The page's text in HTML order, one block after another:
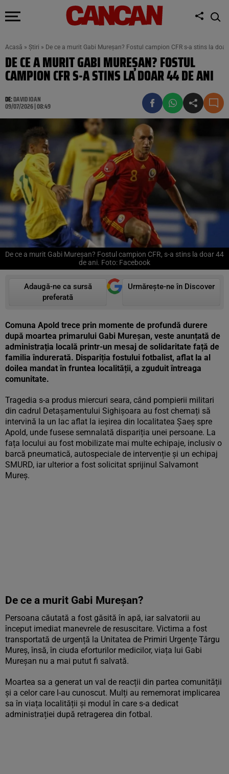
Acasă » Știri » De ce a murit Gabi Mureșan? Fostul campion CFR s-a stins la
DE CE A MURIT GABI MUREȘAN? FOSTUL
CAMPION CFR S-A STINS LA DOAR 44 DE ANI
DE:DAVID IOAN
09/07/2026 | 08:49
De ce a murit Gabi Mureșan? Fostul campion CFR, s-a stins la doar 44
de ani. Foto: Facebook
Adaugă-ne ca sursă
preferată
Urmărește-ne în Discover
Comuna Apold trece prin momente de profundă durere
după moartea primarului Gabi Mureșan, veste anunțată de
administrația locală printr-un mesaj de solidaritate față de
familia îndurerată. Dispariția fostului fotbalist, aflat la al
doilea mandat în fruntea localității, a zguduit întreaga
comunitate.
Tragedia s-a produs miercuri seara, când pompierii militari
din cadrul Detașamentului Sighișoara au fost chemați să
intervină la un lac aflat la ieșirea din localitatea Șaeș spre
Apold, unde fusese semnalată dispariția unei persoane. La
fața locului au fost mobilizate mai multe echipaje, inclusiv o
barcă pneumatică, autospeciale de intervenție și un echipaj
SMURD, iar ulterior a fost solicitat sprijinul Salvamont
Mureș.
De ce a murit Gabi Mureșan?
Persoana căutată a fost găsită în apă, iar salvatorii au
început imediat manevrele de resuscitare. Victima a fost
transportată de urgență la Unitatea de Primiri Urgențe Târgu
Mureș, însă, în ciuda eforturilor medicilor, viața lui Gabi
Mureșan nu a mai putut fi salvată.
Moartea sa a generat un val de reacții din partea comunității
și a celor care l-au cunoscut. Mulți au rememorat implicarea
sa în viața localității și modul în care s-a dedicat
administrației după retragerea din fotbal.